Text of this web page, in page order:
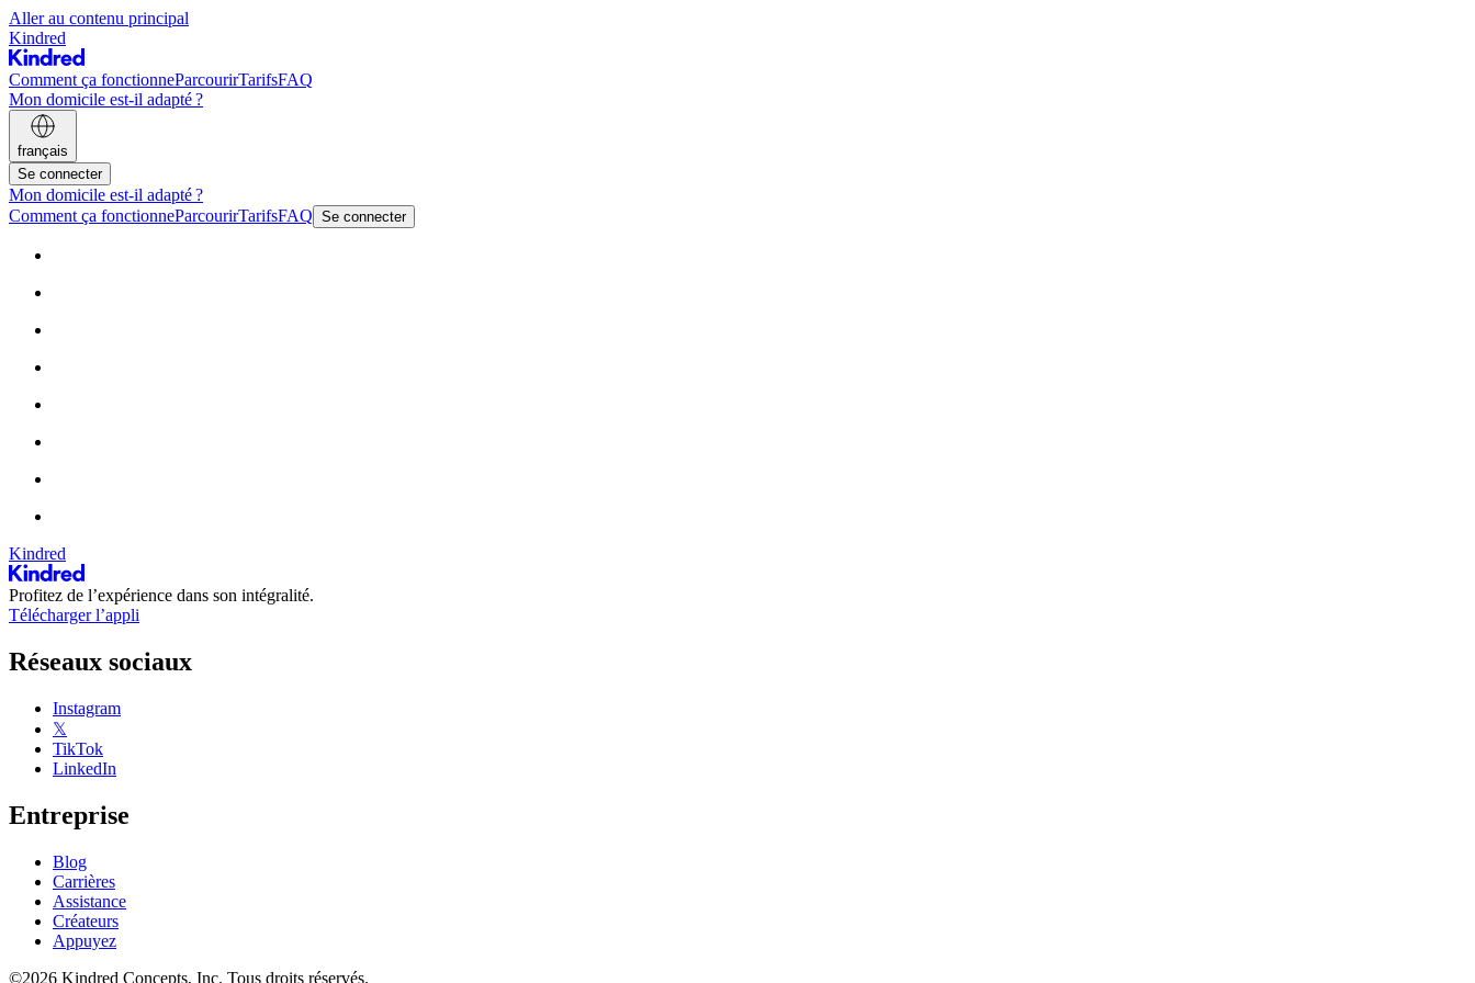
Aller au contenu principal
Kindred
Comment ça fonctionneParcourirTarifsFAQ
Mon domicile est-il adapté ?
français
Se connecter
Mon domicile est-il adapté ?
Comment ça fonctionneParcourirTarifsFAQ Se connecter
Kindred
Profitez de l’expérience dans son intégralité.
Télécharger l’appli
Réseaux sociaux
Instagram
𝕏
TikTok
LinkedIn
Entreprise
Blog
Carrières
Assistance
Créateurs
Appuyez
©2026 Kindred Concepts, Inc. Tous droits réservés.